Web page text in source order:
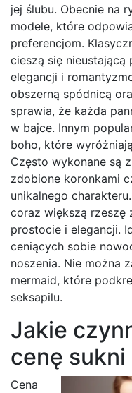
jej ślubu. Obecnie na
modele, które
preferencjom.
cieszą się
elegancji i
obszerną spódnicą
sprawia, że każda
w bajce. Innym
boho, które
Często wykonane są
zdobione koronkami
unikalnego
coraz większą rzeszę
prostocie i elegancji.
ceniących sobie
noszenia. Nie można
mermaid, które
seksapilu.
Jakie
cenę sukni
Cena